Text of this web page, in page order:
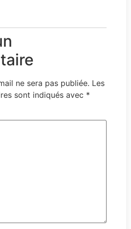
ne sera pas publiée. Les
sont indiqués avec *